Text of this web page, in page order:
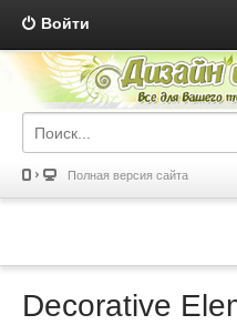
Войти
Полная версия сайта
Decorative